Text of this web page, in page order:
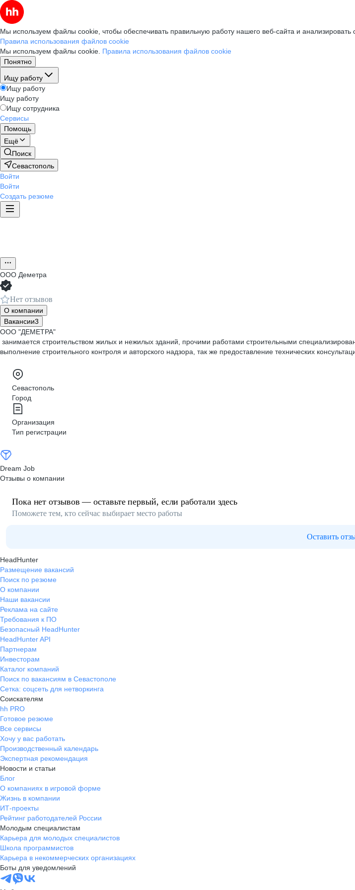
Мы используем файлы cookie, чтобы обеспечивать правильную работу нашего веб-сайта и анализировать
Правила использования файлов cookie
Мы используем файлы cookie. Правила использования файлов cookie
Понятно
Ищу работу
Ищу работу
Ищу работу
Ищу сотрудника
Сервисы
Помощь
Ещё
Поиск
Севастополь
Войти
Войти
Создать резюме
ООО Деметра
Нет отзывов
О компании
Вакансии3
ООО "ДЕМЕТРА"
занимается строительством жилых и нежилых зданий, прочими работами строительными
выполнение строительного контроля и авторского надзора, так же предоставление технических
Севастополь
Город
Организация
Тип регистрации
Dream Job
Отзывы о компании
Пока нет отзывов — оставьте первый, если работали здесь
Поможете тем, кто сейчас выбирает место работы
Оставить
HeadHunter
Размещение вакансий
Поиск по резюме
О компании
Наши вакансии
Реклама на сайте
Требования к ПО
Безопасный HeadHunter
HeadHunter API
Партнерам
Инвесторам
Каталог компаний
Поиск по вакансиям в Севастополе
Сетка: соцсеть для нетворкинга
Соискателям
hh PRO
Готовое резюме
Все сервисы
Хочу у вас работать
Производственный календарь
Экспертная рекомендация
Новости и статьи
Блог
О компаниях в игровой форме
Жизнь в компании
ИТ-проекты
Рейтинг работодателей России
Молодым специалистам
Карьера для молодых специалистов
Школа программистов
Карьера в некоммерческих организациях
Боты для уведомлений